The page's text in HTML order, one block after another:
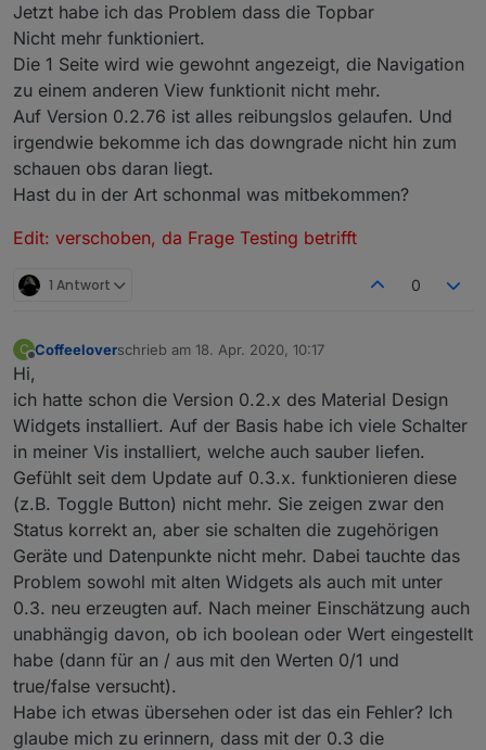
Jetzt habe ich das Problem dass die Topbar
Nicht mehr funktioniert.
Die 1 Seite wird wie gewohnt angezeigt, die Navigation
zu einem anderen View funktionit nicht mehr.
Auf Version 0.2.76 ist alles reibungslos gelaufen. Und
irgendwie bekomme ich das downgrade nicht hin zum
schauen obs daran liegt.
Hast du in der Art schonmal was mitbekommen?
Edit: verschoben, da Frage Testing betrifft
1 Antwort 0
C Coffeeloverschrieb am 18. Apr. 2020, 10:17
zuletzt editiert von
Hi,
ich hatte schon die Version 0.2.x des Material Design
Widgets installiert. Auf der Basis habe ich viele Schalter
in meiner Vis installiert, welche auch sauber liefen.
Gefühlt seit dem Update auf 0.3.x. funktionieren diese
(z.B. Toggle Button) nicht mehr. Sie zeigen zwar den
Status korrekt an, aber sie schalten die zugehörigen
Geräte und Datenpunkte nicht mehr. Dabei tauchte das
Problem sowohl mit alten Widgets als auch mit unter
0.3. neu erzeugten auf. Nach meiner Einschätzung auch
unabhängig davon, ob ich boolean oder Wert eingestellt
habe (dann für an / aus mit den Werten 0/1 und
true/false versucht).
Habe ich etwas übersehen oder ist das ein Fehler? Ich
glaube mich zu erinnern, dass mit der 0.3 die